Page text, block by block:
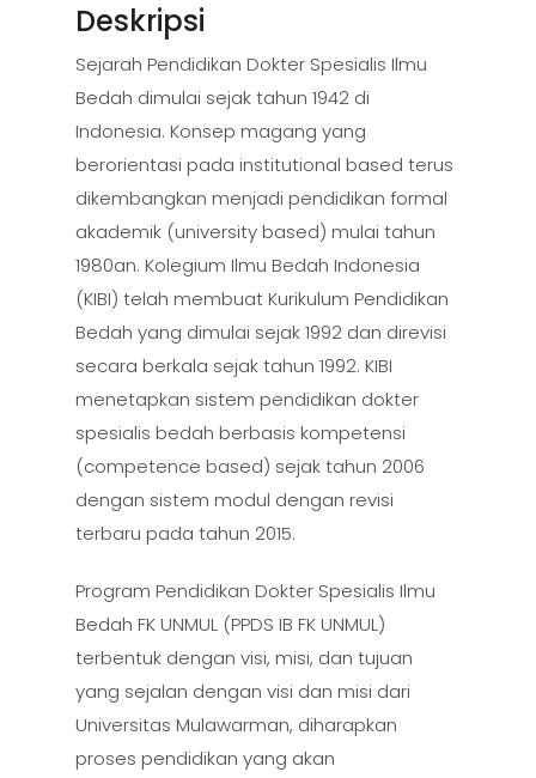
Deskripsi
Sejarah Pendidikan Dokter Spesialis Ilmu
Bedah dimulai sejak tahun 1942 di
Indonesia. Konsep magang yang
berorientasi pada institutional based terus
dikembangkan menjadi pendidikan formal
akademik (university based) mulai tahun
1980an. Kolegium Ilmu Bedah Indonesia
(KIBI) telah membuat Kurikulum Pendidikan
Bedah yang dimulai sejak 1992 dan direvisi
secara berkala sejak tahun 1992. KIBI
menetapkan sistem pendidikan dokter
spesialis bedah berbasis kompetensi
(competence based) sejak tahun 2006
dengan sistem modul dengan revisi
terbaru pada tahun 2015.
Program Pendidikan Dokter Spesialis Ilmu
Bedah FK UNMUL (PPDS IB FK UNMUL)
terbentuk dengan visi, misi, dan tujuan
yang sejalan dengan visi dan misi dari
Universitas Mulawarman, diharapkan
proses pendidikan yang akan